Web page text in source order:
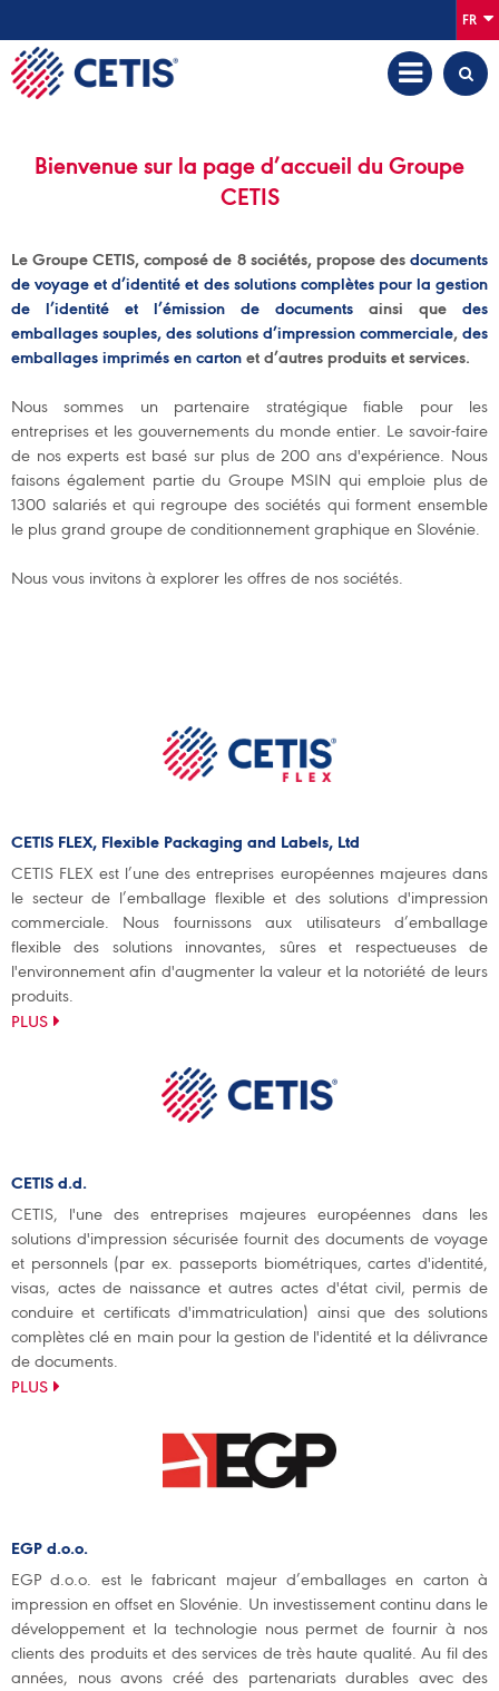
FR
Bienvenue sur la page d’accueil du Groupe
CETIS
Le Groupe CETIS, composé de 8 sociétés, propose des documents
de voyage et d’identité et des solutions complètes pour la gestion
de l’identité et l’émission de documents ainsi que des
emballages souples, des solutions d’impression commerciale, des
emballages imprimés en carton et d’autres produits et services.
Nous sommes un partenaire stratégique fiable pour les
entreprises et les gouvernements du monde entier. Le savoir-faire
de nos experts est basé sur plus de 200 ans d'expérience. Nous
faisons également partie du Groupe MSIN qui emploie plus de
1300 salariés et qui regroupe des sociétés qui forment ensemble
le plus grand groupe de conditionnement graphique en Slovénie.
Nous vous invitons à explorer les offres de nos sociétés.
CETIS FLEX, Flexible Packaging and Labels, Ltd
CETIS FLEX est l’une des entreprises européennes majeures dans
le secteur de l’emballage flexible et des solutions d'impression
commerciale. Nous fournissons aux utilisateurs d’emballage
flexible des solutions innovantes, sûres et respectueuses de
l'environnement afin d'augmenter la valeur et la notoriété de leurs
produits.
PLUS
CETIS d.d.
CETIS, l'une des entreprises majeures européennes dans les
solutions d'impression sécurisée fournit des documents de voyage
et personnels (par ex. passeports biométriques, cartes d'identité,
visas, actes de naissance et autres actes d'état civil, permis de
conduire et certificats d'immatriculation) ainsi que des solutions
complètes clé en main pour la gestion de l'identité et la délivrance
de documents.
PLUS
EGP d.o.o.
EGP d.o.o. est le fabricant majeur d’emballages en carton à
impression en offset en Slovénie. Un investissement continu dans le
développement et la technologie nous permet de fournir à nos
clients des produits et des services de très haute qualité. Au fil des
années, nous avons créé des partenariats durables avec des